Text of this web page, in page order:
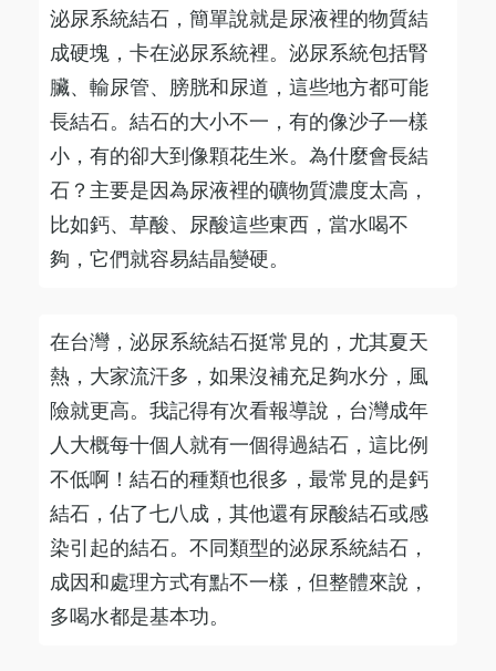
泌尿系統結石，簡單說就是尿液裡的物質結
成硬塊，卡在泌尿系統裡。泌尿系統包括腎
臟、輸尿管、膀胱和尿道，這些地方都可能
長結石。結石的大小不一，有的像沙子一樣
小，有的卻大到像顆花生米。為什麼會長結
石？主要是因為尿液裡的礦物質濃度太高，
比如鈣、草酸、尿酸這些東西，當水喝不
夠，它們就容易結晶變硬。
在台灣，泌尿系統結石挺常見的，尤其夏天
熱，大家流汗多，如果沒補充足夠水分，風
險就更高。我記得有次看報導說，台灣成年
人大概每十個人就有一個得過結石，這比例
不低啊！結石的種類也很多，最常見的是鈣
結石，佔了七八成，其他還有尿酸結石或感
染引起的結石。不同類型的泌尿系統結石，
成因和處理方式有點不一樣，但整體來說，
多喝水都是基本功。